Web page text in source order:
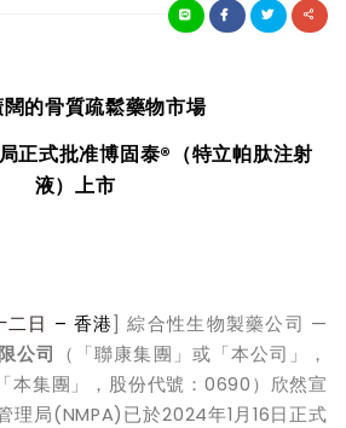
的骨質疏鬆藥物市場
正式批准博固泰® （特立帕肽注射
液）上市
二日 – 香港
] 綜合性生物製藥公司 —
公司
（「聯康集團」或「本公司」，
本集團」，股份代號：0690）欣然宣
理局(NMPA)已於2024年1月16日正式